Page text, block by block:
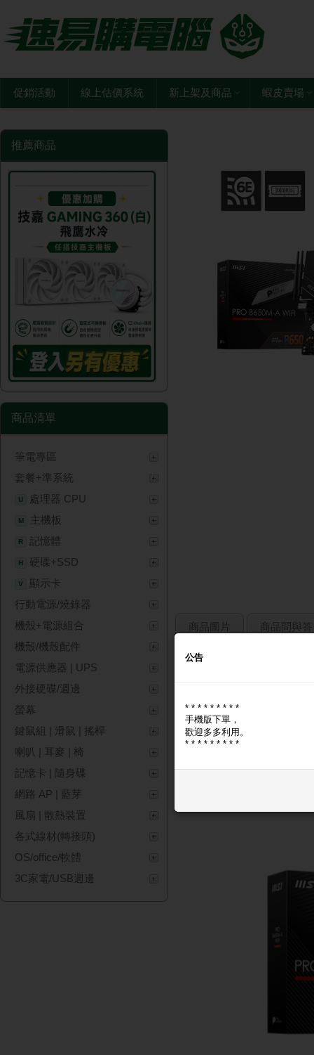
促銷活動 線上估價系統 新上架及商品 蝦皮賣場
推薦商品
商品清單
筆電專區
套餐+準系統
U 處理器 CPU
M 主機板
R 記憶體
H 硬碟+SSD
V
顯示卡
行動電源/燒錄器
機殼+電源組合
機殼/機殼配件
電源供應器 | UPS
外接硬碟/週邊
螢幕
鍵鼠組 | 滑鼠 | 搖桿
喇叭 | 耳麥 | 椅
記憶卡 | 隨身碟
網路 AP | 藍芽
風扇 | 散熱裝置
各式線材(轉接頭)
OS/office/軟體
3C家電/USB週邊
商品圖片 商品問與答
商品圖片
公告
* * * * * * * * *
手機版下單，
歡迎多多利用。
* * * * * * * * *